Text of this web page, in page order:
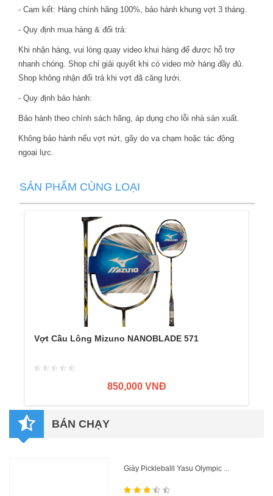
- Cam kết: Hàng chính hãng 100%, bảo hành khung vợt 3 tháng.
- Quy định mua hàng & đổi trả:
Khi nhận hàng, vui lòng quay video khui hàng để được hỗ trợ
nhanh chóng. Shop chỉ giải quyết khi có video mở hàng đầy đủ.
Shop không nhận đổi trả khi vợt đã căng lưới.
- Quy định bảo hành:
Bảo hành theo chính sách hãng, áp dụng cho lỗi nhà sản xuất.
Không bảo hành nếu vợt nứt, gãy do va chạm hoặc tác động
ngoại lực.
SẢN PHẨM CÙNG LOẠI
Vợt Cầu Lông Mizuno NANOBLADE 571
850,000 VNĐ
BÁN CHẠY
Giày Pickleballl Yasu Olympic ...